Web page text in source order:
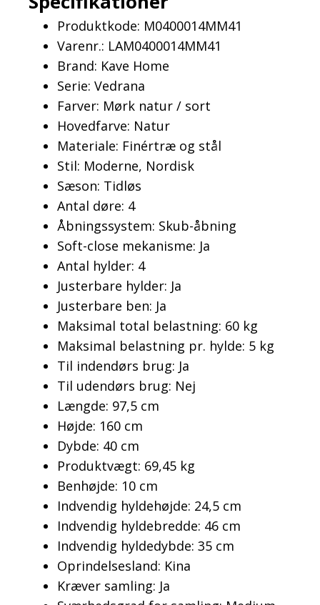
Produktkode: M0400014MM41
Varenr.: LAM0400014MM41
Brand: Kave Home
Serie: Vedrana
Farver: Mørk natur / sort
Hovedfarve: Natur
Materiale: Finértræ og stål
Stil: Moderne, Nordisk
Sæson: Tidløs
Antal døre: 4
Åbningssystem: Skub-åbning
Soft-close mekanisme: Ja
Antal hylder: 4
Justerbare hylder: Ja
Justerbare ben: Ja
Maksimal total belastning: 60 kg
Maksimal belastning pr. hylde: 5 kg
Til indendørs brug: Ja
Til udendørs brug: Nej
Længde: 97,5 cm
Højde: 160 cm
Dybde: 40 cm
Produktvægt: 69,45 kg
Benhøjde: 10 cm
Indvendig hyldehøjde: 24,5 cm
Indvendig hyldebredde: 46 cm
Indvendig hyldedybde: 35 cm
Oprindelsesland: Kina
Kræver samling: Ja